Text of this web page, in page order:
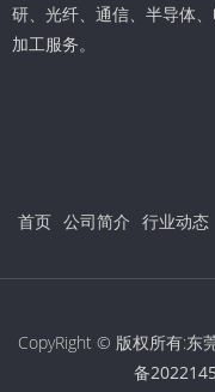
研、光纤、通信、半导体
加工服务。
首页 公司简介 行业动态
CopyRight © 版权所有:东
备